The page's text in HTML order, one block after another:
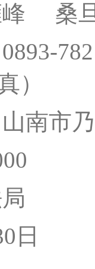
峰
桑
0893-
）
南市
日